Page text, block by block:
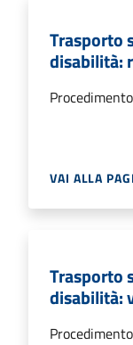
Trasporto
disabilità:
VAI ALLA
Trasporto
disabilità: